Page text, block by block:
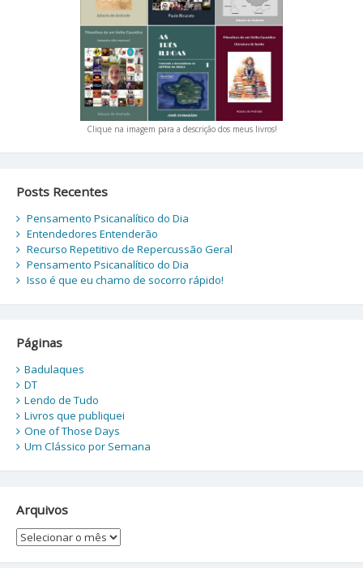
Clique na imagem para a descrição dos meus livros!
Posts Recentes
Pensamento Psicanalítico do Dia
Entendedores Entenderão
Recurso Repetitivo de Repercussão Geral
Pensamento Psicanalítico do Dia
Isso é que eu chamo de socorro rápido!
Páginas
Badulaques
DT
Lendo de Tudo
Livros que publiquei
One of Those Days
Um Clássico por Semana
Arquivos
Arquivos